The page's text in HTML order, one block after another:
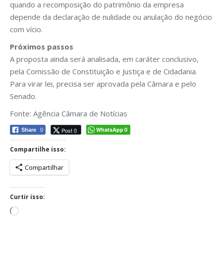
quando a recomposição do patrimônio da empresa
depende da declaração de nulidade ou anulação do negócio
com vício.
Próximos passos
A proposta ainda será analisada, em caráter conclusivo,
pela Comissão de Constituição e Justiça e de Cidadania.
Para virar lei, precisa ser aprovada pela Câmara e pelo
Senado.
Fonte: Agência Câmara de Notícias
Share 0 Post 0 WhatsApp0
Compartilhe isso:
Compartilhar
Curtir isso:
Carregando...